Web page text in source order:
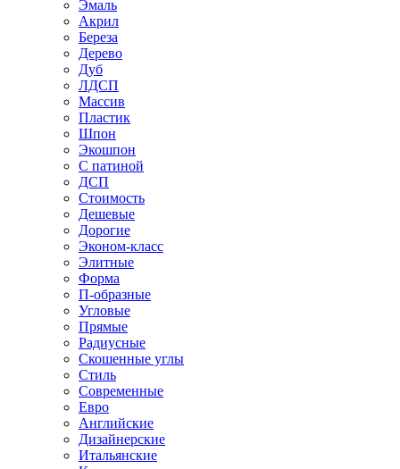
Эмаль
Акрил
Береза
Дерево
Дуб
ЛДСП
Массив
Пластик
Шпон
Экошпон
С патиной
ДСП
Стоимость
Дешевые
Дорогие
Эконом-класс
Элитные
Форма
П-образные
Угловые
Прямые
Радиусные
Скошенные углы
Стиль
Современные
Евро
Английские
Дизайнерские
Итальянские